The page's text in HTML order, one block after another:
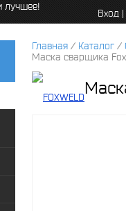
лучшее!
Вход |
Главная / Каталог /
Маска сварщика